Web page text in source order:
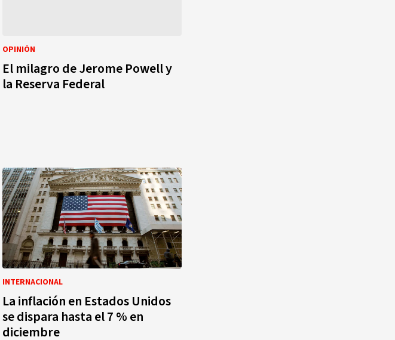
OPINIÓN
El milagro de Jerome Powell y
la Reserva Federal
INTERNACIONAL
La inflación en Estados Unidos
se dispara hasta el 7 % en
diciembre